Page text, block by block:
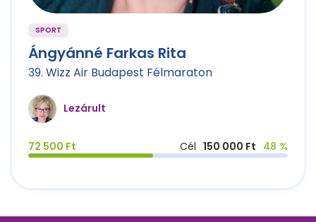
SPORT
Ángyánné Farkas Rita
39. Wizz Air Budapest Félmaraton
Lezárult
72 500 Ft Cél 150 000 Ft 48 %